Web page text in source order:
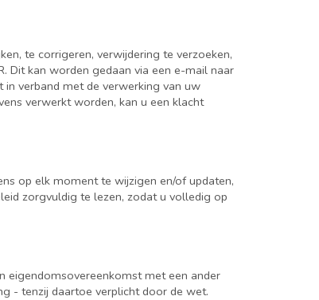
te corrigeren, verwijdering te verzoeken,
Dit kan worden gedaan via een e-mail naar
in verband met de verwerking van uw
verwerkt worden, kan u een klacht
op elk moment te wijzigen en/of updaten,
zorgvuldig te lezen, zodat u volledig op
eigendomsovereenkomst met een ander
- tenzij daartoe verplicht door de wet.